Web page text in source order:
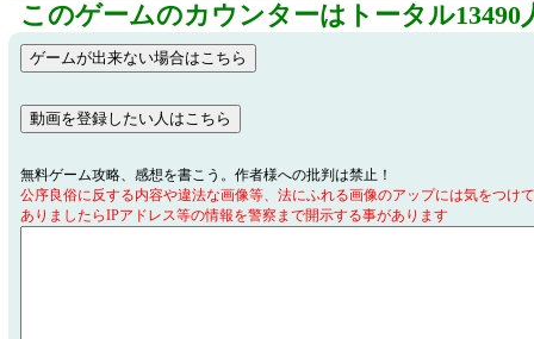
このゲームのカウンターはトータル13490
無料ゲーム攻略、感想を書こう。作者様への批判は禁止！
公序良俗に反する内容や違法な画像等、法にふれる画像のアップには気をつけ
ありましたらIPアドレス等の情報を警察まで開示する事があります